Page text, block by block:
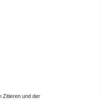
Zitieren und der